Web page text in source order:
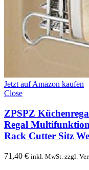
Jetzt auf Amazon kaufen
Close
ZPSPZ
Regal
Rack Cutter Sitz
71,40 € inkl. MwSt. zzgl.